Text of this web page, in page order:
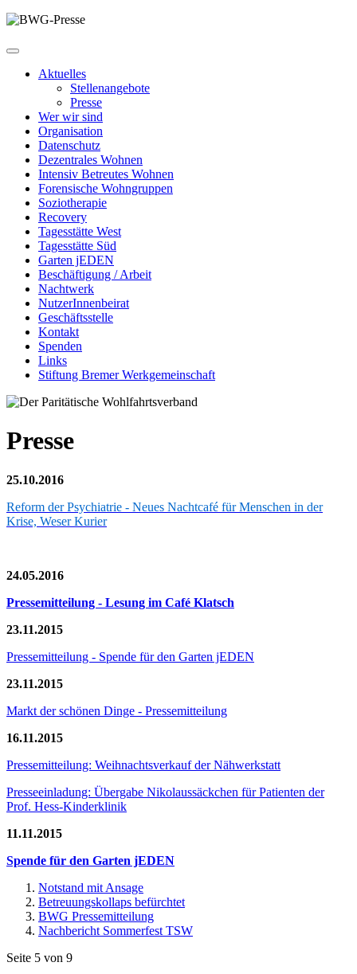
Aktuelles
Stellenangebote
Presse
Wer wir sind
Organisation
Datenschutz
Dezentrales Wohnen
Intensiv Betreutes Wohnen
Forensische Wohngruppen
Soziotherapie
Recovery
Tagesstätte West
Tagesstätte Süd
Garten jEDEN
Beschäftigung / Arbeit
Nachtwerk
NutzerInnenbeirat
Geschäftsstelle
Kontakt
Spenden
Links
Stiftung Bremer Werkgemeinschaft
Presse
25.10.2016
Reform der Psychiatrie - Neues Nachtcafé für Menschen in der
Krise, Weser Kurier
24.05.2016
Pressemitteilung - Lesung im Café Klatsch
23.11.2015
Pressemitteilung - Spende für den Garten jEDEN
23.11.2015
Markt der schönen Dinge - Pressemitteilung
16.11.2015
Pressemitteilung: Weihnachtsverkauf der Nähwerkstatt
Presseeinladung: Übergabe Nikolaussäckchen für Patienten der
Prof. Hess-Kinderklinik
11.11.2015
Spende für den Garten jEDEN
Notstand mit Ansage
Betreuungskollaps befürchtet
BWG Pressemitteilung
Nachbericht Sommerfest TSW
Seite 5 von 9